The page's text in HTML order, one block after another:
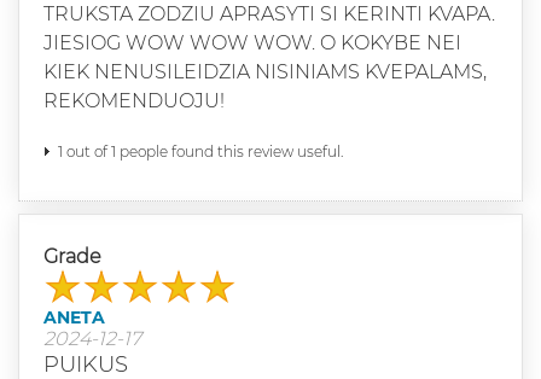
TRUKSTA ZODZIU APRASYTI SI KERINTI KVAPA.
JIESIOG WOW WOW WOW. O KOKYBE NEI
KIEK NENUSILEIDZIA NISINIAMS KVEPALAMS,
REKOMENDUOJU!
1 out of 1 people found this review useful.
Grade
ANETA
2024-12-17
PUIKUS